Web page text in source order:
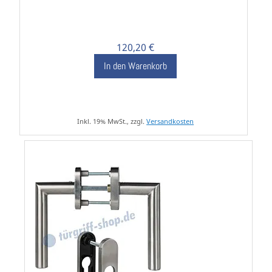
120,20 €
In den Warenkorb
Inkl. 19% MwSt., zzgl.Versandkosten